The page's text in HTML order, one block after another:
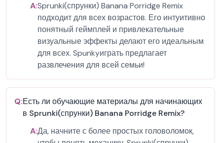
A:Sprunki(спрунки) Banana Porridge Remix
подходит для всех возрастов. Его интуитивно
понятный геймплей и привлекательные
визуальные эффекты делают его идеальным
для всех. Spunkyиграть предлагает
развлечения для всей семьи!
Q:Есть ли обучающие материалы для начинающих
в Sprunki(спрунки) Banana Porridge Remix?
A:Да, начните с более простых головоломок,